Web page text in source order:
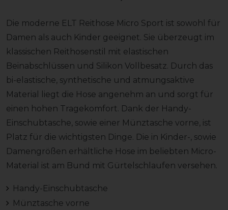
Die moderne ELT Reithose Micro Sport ist sowohl für
Damen als auch Kinder geeignet. Sie überzeugt im
klassischen Reithosenstil mit elastischen
Beinabschlüssen und Silikon Vollbesatz. Durch das
bi-elastische, synthetische und atmungsaktive
Material liegt die Hose angenehm an und sorgt für
einen hohen Tragekomfort. Dank der Handy-
Einschubtasche, sowie einer Münztasche vorne, ist
Platz für die wichtigsten Dinge. Die in Kinder-, sowie
Damengrößen erhältliche Hose im beliebten Micro-
Material ist am Bund mit Gürtelschlaufen versehen.
Handy-Einschubtasche
Münztasche vorne